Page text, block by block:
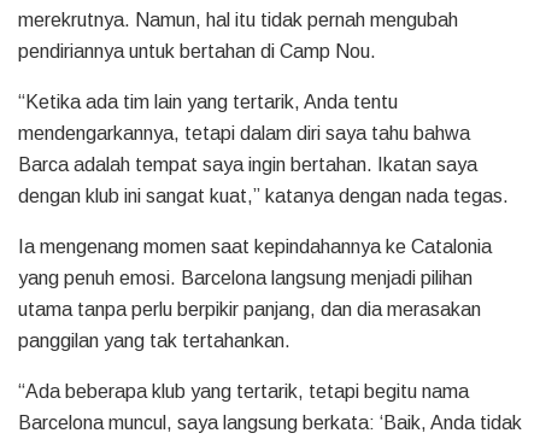
merekrutnya. Namun, hal itu tidak pernah mengubah
pendiriannya untuk bertahan di Camp Nou.
“Ketika ada tim lain yang tertarik, Anda tentu
mendengarkannya, tetapi dalam diri saya tahu bahwa
Barca adalah tempat saya ingin bertahan. Ikatan saya
dengan klub ini sangat kuat,” katanya dengan nada tegas.
Ia mengenang momen saat kepindahannya ke Catalonia
yang penuh emosi. Barcelona langsung menjadi pilihan
utama tanpa perlu berpikir panjang, dan dia merasakan
panggilan yang tak tertahankan.
“Ada beberapa klub yang tertarik, tetapi begitu nama
Barcelona muncul, saya langsung berkata: ‘Baik, Anda tidak